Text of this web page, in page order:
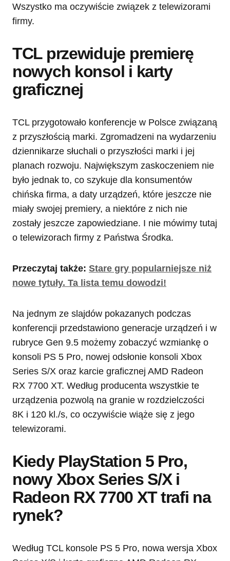
Wszystko ma oczywiście związek z telewizorami
firmy.
TCL przewiduje premierę
nowych konsol i karty
graficznej
TCL przygotowało konferencje w Polsce związaną
z przyszłością marki. Zgromadzeni na wydarzeniu
dziennikarze słuchali o przyszłości marki i jej
planach rozwoju. Największym zaskoczeniem nie
było jednak to, co szykuje dla konsumentów
chińska firma, a daty urządzeń, które jeszcze nie
miały swojej premiery, a niektóre z nich nie
zostały jeszcze zapowiedziane. I nie mówimy tutaj
o telewizorach firmy z Państwa Środka.
Przeczytaj także: Stare gry popularniejsze niż
nowe tytuły. Ta lista temu dowodzi!
Na jednym ze slajdów pokazanych podczas
konferencji przedstawiono generacje urządzeń i w
rubryce Gen 9.5 możemy zobaczyć wzmiankę o
konsoli PS 5 Pro, nowej odsłonie konsoli Xbox
Series S/X oraz karcie graficznej AMD Radeon
RX 7700 XT. Według producenta wszystkie te
urządzenia pozwolą na granie w rozdzielczości
8K i 120 kl./s, co oczywiście wiąże się z jego
telewizorami.
Kiedy PlayStation 5 Pro,
nowy Xbox Series S/X i
Radeon RX 7700 XT trafi na
rynek?
Według TCL konsole PS 5 Pro, nowa wersja Xbox